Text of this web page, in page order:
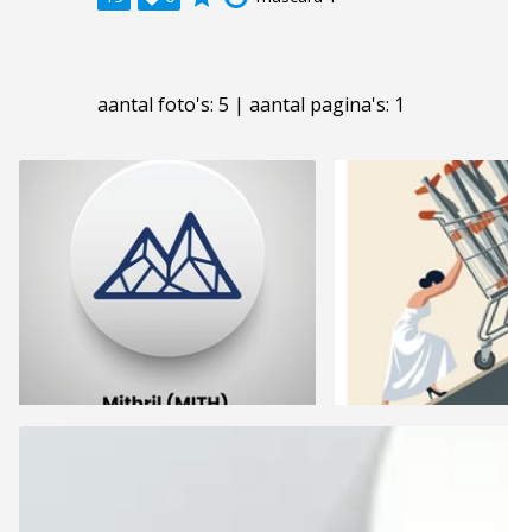
aantal foto's: 5 | aantal pagina's: 1